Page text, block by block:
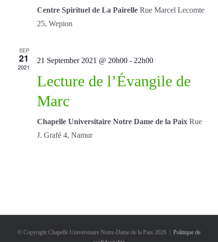
Centre Spirituel de La PairelleRue Marcel Lecomte
25, Wepion
SEP
21
2021
21 September 2021 @ 20h00 -22h00
Lecture de l’Évangile de
Marc
Chapelle Universitaire Notre Dame de la PaixRue
J. Grafé 4, Namur
© Copyright Chapelle Universitaire Notre-Dame de la Paix 2026 | Politique de